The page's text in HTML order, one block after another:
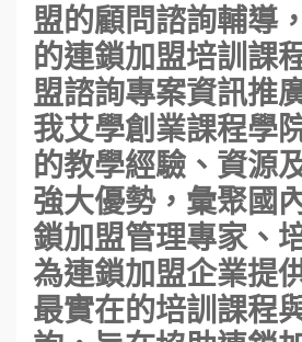
盟的顧問諮詢輔導
的連鎖加盟培訓課
盟諮詢專案資訊推
我艾學創業課程學
的教學經驗、資源
強大優勢，彙聚國
鎖加盟管理專家、
為連鎖加盟企業提
最實在的培訓課程